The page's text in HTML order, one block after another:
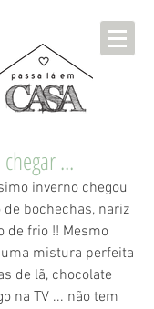
...
inverno chegou
de bochechas, nariz
de frio !! Mesmo
mistura perfeita
de lã, chocolate
na TV ... não tem